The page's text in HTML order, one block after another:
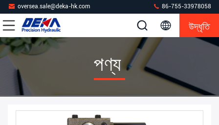
oversea.sale@deka-hk.com 86-755-33978058
উদ্ধৃতি
পণ্য